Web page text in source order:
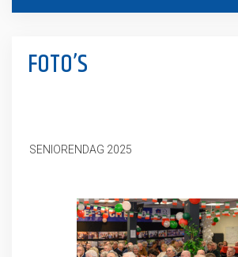
FOTO’S
SENIORENDAG 2025